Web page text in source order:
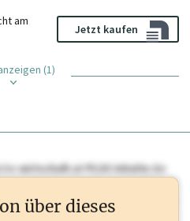
am
Jetzt kaufen
(1)
wirtschaft.at PLUS Inhaltedie
Schalten Sie dieses Profil frei
Inhalte zu sehen. wirtschaft.at PLUS
über dieses